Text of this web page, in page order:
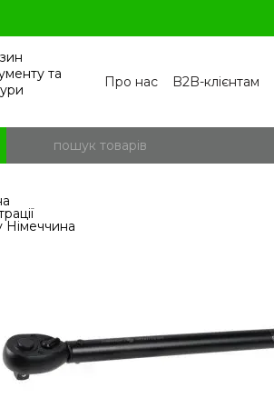
Про нас B2B-клієнтам
Блог